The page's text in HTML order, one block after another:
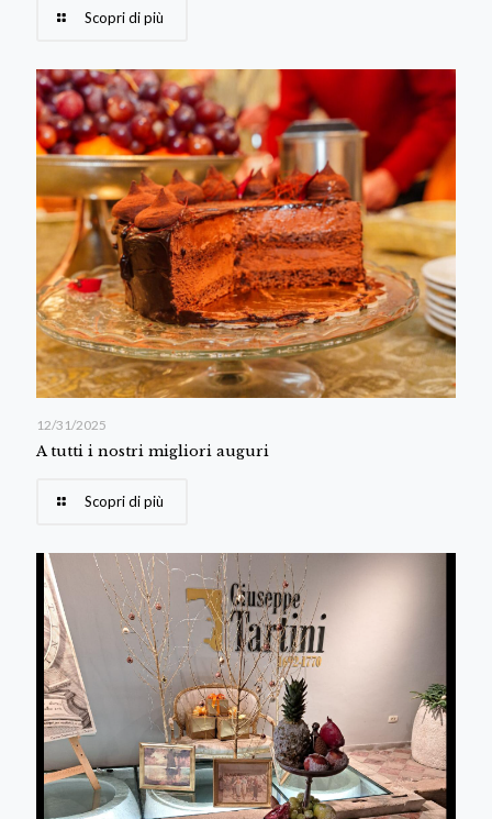
Scopri di più
12/31/2025
A tutti i nostri migliori auguri
Scopri di più